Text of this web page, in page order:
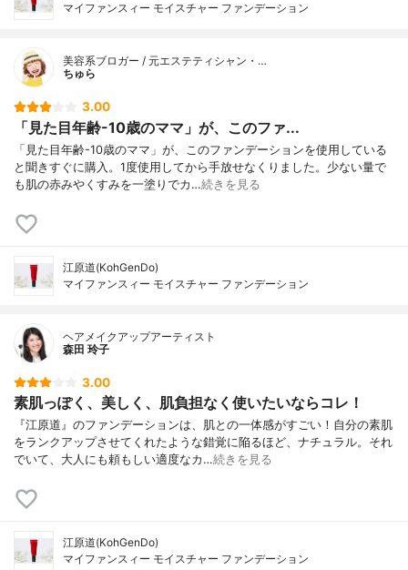
マイファンスィー モイスチャー ファンデーション
美容系ブロガー / 元エステティシャン・…
ちゅら
3.00
「見た目年齢-10歳のママ」が、このファ...
「見た目年齢-10歳のママ」が、このファンデーションを使用している
と聞きすぐに購入。1度使用してから手放せなくりました。少ない量で
も肌の赤みやくすみを一塗りでカ…続きを見る
江原道(KohGenDo)
マイファンスィー モイスチャー ファンデーション
ヘアメイクアップアーティスト
森田 玲子
3.00
素肌っぽく、美しく、肌負担なく使いたいならコレ！
『江原道』のファンデーションは、肌との一体感がすごい！自分の素肌
をランクアップさせてくれたような錯覚に陥るほど、ナチュラル。それ
でいて、大人にも頼もしい適度なカ…続きを見る
江原道(KohGenDo)
マイファンスィー モイスチャー ファンデーション